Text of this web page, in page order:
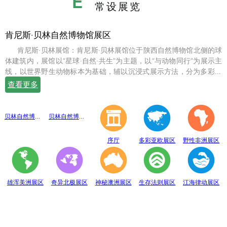
常设展览
肯尼斯·贝林自然博物馆展区
体建筑内，展馆以“星球·自然·共生”为主题，以“与动物同行”为展示主
线，以世界野生动物标本为基础，辅以沉浸式展示方法，分为多彩亚
欧、野性非洲、雄浑美洲、奇异北极、神秘澳洲、生存法则、江海律
动、穹幕影院、勇敢者通道、互动体验等10个展示体验区，共展出七
查看更多
贝林自然博物馆趣味互动展区 贝林自然博物馆山海经奇展区
序厅 多彩亚欧展区 野性非洲展区
雄浑美洲展区 奇异北极展区 神秘澳洲展区 生存法则展区 江海律动展区